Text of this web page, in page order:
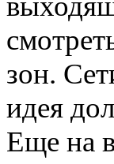
зон.
идея
Еще на